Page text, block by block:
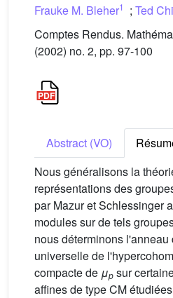
Frauke M. Bleher1 ; Ted
Comptes Rendus.
(2002) no. 2, pp. 97-100
Abstract (VO)
Nous généralisons la
représentations des
par Mazur et Schlessinger
modules sur de tels
nous déterminons l'anneau
universelle de
compacte de μp sur
affines de type CM